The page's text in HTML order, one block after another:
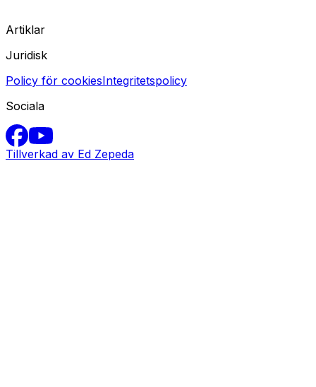
Artiklar
Juridisk
Policy för cookiesIntegritetspolicy
Sociala
Tillverkad av Ed Zepeda